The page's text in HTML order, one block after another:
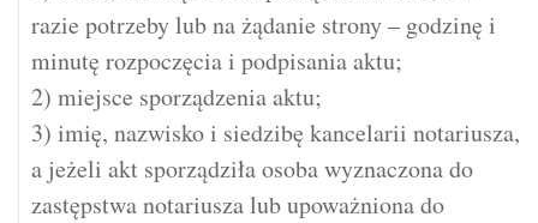
razie potrzeby lub na żądanie strony – godzinę i
minutę rozpoczęcia i podpisania aktu;
2) miejsce sporządzenia aktu;
3) imię, nazwisko i siedzibę kancelarii notariusza,
a jeżeli akt sporządziła osoba wyznaczona do
zastępstwa notariusza lub upoważniona do